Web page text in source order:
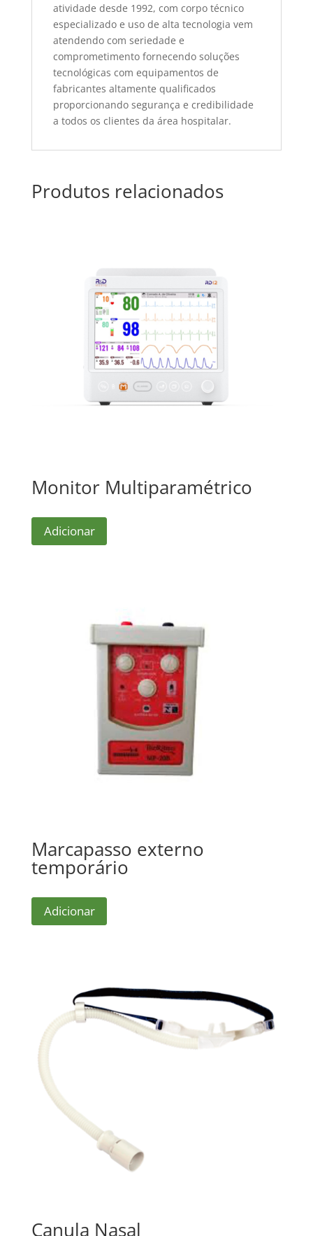
atividade desde 1992, com corpo técnico
especializado e uso de alta tecnologia vem
atendendo com seriedade e
comprometimento fornecendo soluções
tecnológicas com equipamentos de
fabricantes altamente qualificados
proporcionando segurança e credibilidade
a todos os clientes da área hospitalar.
Produtos relacionados
Monitor Multiparamétrico
Adicionar
Marcapasso externo
temporário
Adicionar
Canula Nasal